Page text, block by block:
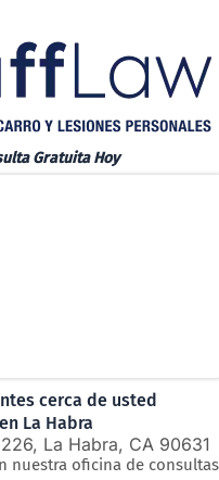
Gratuita Hoy
cerca de usted
La Habra
La Habra, CA 90631
nuestra oficina de consultas